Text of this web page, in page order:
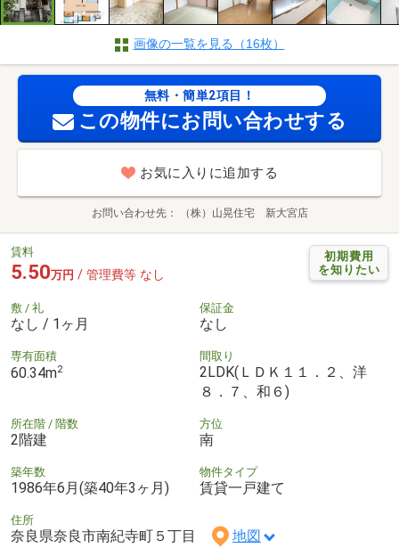
画像の一覧を見る（16枚）
無料・簡単2項目！
この物件にお問い合わせする
お気に入りに追加する
お問い合わせ先 （株）山晃住宅 新大宮店
初期費用
を知りたい
賃料
5.50万円 / 管理費等 なし
敷 / 礼
なし / 1ヶ月
保証金
なし
専有面積
60.34m2
間取り
2LDK(ＬＤＫ１１．２、洋
８．７、和６)
所在階 / 階数
2階建
方位
南
築年数
1986年6月(築40年3ヶ月)
物件タイプ
賃貸一戸建て
住所
奈良県奈良市南紀寺町５丁目 地図